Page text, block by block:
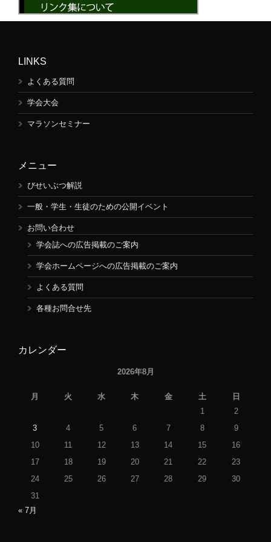
LINKS
よくある質問
学会大会
マラソンセミナー
メニュー
びせいぶつ解説
一般・学生・生徒のための公開イベント
お問い合わせ
学会誌への広告掲載のご案内
学会ホームページへの広告掲載のご案内
よくある質問
各種お問合せ先
カレンダー
2026年8月
月 火 水 木 金 土
日
1
2
3
4 5 6 7 8
9
10
11 12 13 14 15
16
17
18 19 20 21 22
23
24
25 26 27 28 29
30
31
« 7月